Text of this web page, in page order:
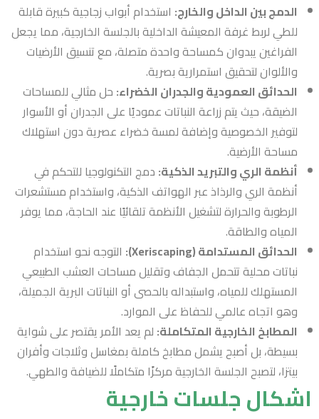
الدمج بين الداخل والخارج: استخدام أبواب زجاجية كبيرة قابلة
للطي لربط غرفة المعيشة الداخلية بالجلسة الخارجية، مما يجعل
الفراغين يبدوان كمساحة واحدة متصلة، مع تنسيق الأرضيات
والألوان لتحقيق استمرارية بصرية.
الحدائق العمودية والجدران الخضراء: حل مثالي للمساحات
الضيقة، حيث يتم زراعة النباتات عموديًا على الجدران أو الأسوار
لتوفير الخصوصية وإضافة لمسة خضراء عصرية دون استهلاك
مساحة الأرضية.
أنظمة الري والتبريد الذكية: دمج التكنولوجيا للتحكم في
أنظمة الري والرذاذ عبر الهواتف الذكية، واستخدام مستشعرات
الرطوبة والحرارة لتشغيل الأنظمة تلقائيًا عند الحاجة، مما يوفر
المياه والطاقة.
الحدائق المستدامة (Xeriscaping):
التوجه نحو استخدام
نباتات محلية تتحمل الجفاف وتقليل مساحات العشب الطبيعي
المستهلك للمياه، واستبداله بالحصى أو النباتات البرية الجميلة،
وهو اتجاه عالمي للحفاظ على الموارد.
المطابخ الخارجية المتكاملة: لم يعد الأمر يقتصر على شواية
بسيطة، بل أصبح يشمل مطابخ كاملة بمغاسل وثلاجات وأفران
بيتزا، لتصبح الجلسة الخارجية مركزًا متكاملًا للضيافة والطهي.
اشكال جلسات خارجية